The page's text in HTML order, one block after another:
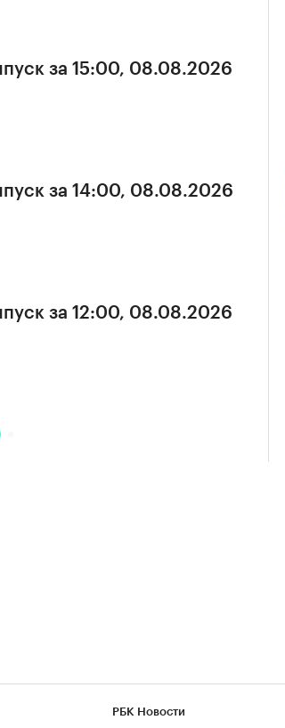
за 15:00, 08.08.2026
за 14:00, 08.08.2026
за 12:00, 08.08.2026
РБК Новости